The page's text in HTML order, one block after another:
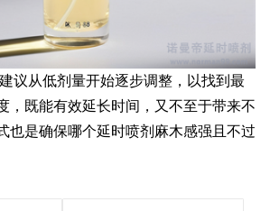
议从低剂量开始逐步调整，以找到最
，既能有效延长时间，又不至于带来不
也是确保哪个延时喷剂麻木感强且不过